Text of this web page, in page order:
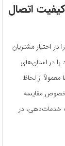
اتصال
اختیار مشتریان
در استان‌های
از لحاظ
خصوص مقایسه
خدمات‌دهی، در